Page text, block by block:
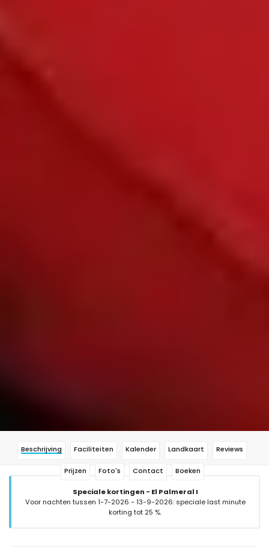
Beschrijving Faciliteiten Kalender Landkaart Reviews
Prijzen Foto's Contact Boeken
Speciale kortingen - El Palmeral I
Voor nachten tussen 1-7-2026 - 13-9-2026: speciale last minute
korting tot 25 %.